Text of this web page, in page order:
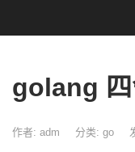
golang
作者: adm 分类: go